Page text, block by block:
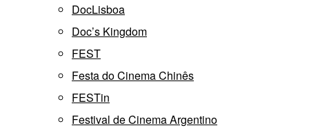
DocLisboa
Doc’s Kingdom
FEST
Festa do Cinema Chinês
FESTin
Festival de Cinema Argentino